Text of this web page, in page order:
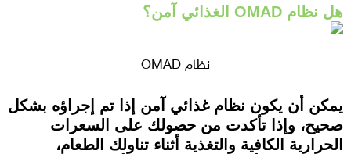
هل نظام OMAD الغذائي آمن؟
نظام OMAD
يمكن أن يكون نظام غذائي آمن إذا تم إجراؤه بشكل
صحيح، وإذا تأكدت من حصولك على السعرات
الحرارية الكافية والتغذية أثناء تناولك الطعام،